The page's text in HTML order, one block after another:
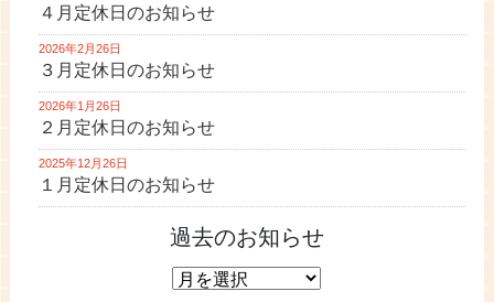
４月定休日のお知らせ
2026年2月26日
３月定休日のお知らせ
2026年1月26日
２月定休日のお知らせ
2025年12月26日
１月定休日のお知らせ
過去のお知らせ